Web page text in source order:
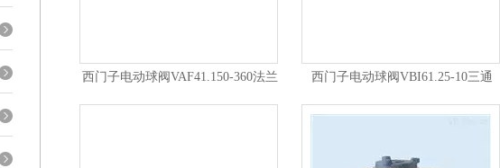
西门子电动球阀VAF41.150-360法兰
连接
西门子电动球阀VBI61.25-10​三通